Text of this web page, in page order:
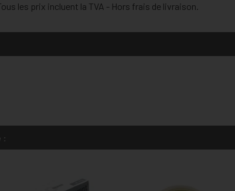
les prix incluent la TVA - Hors frais de livraison.
: